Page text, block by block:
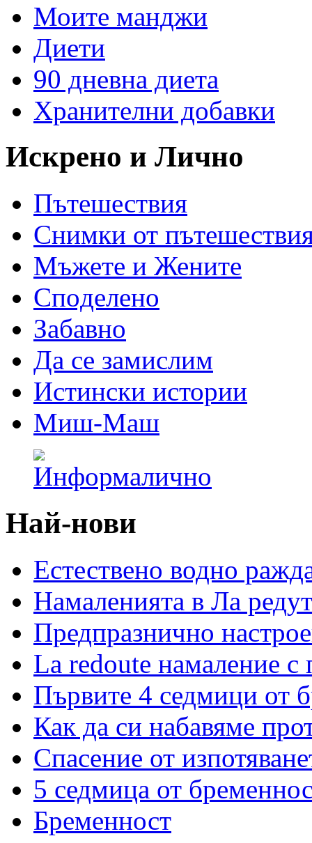
Моите манджи
Диети
90 дневна диета
Хранителни добавки
Искрено и Лично
Пътешествия
Снимки от
Мъжете и Жените
Спoделено
Забавно
Да се замислим
Истински истории
Миш-Маш
Най-нови
Естествено водно
Намаленията в Ла
Предпразнично
La redoute намаление с
Първите 4 седмици от
Как да си набавяме
Спасение от
5 седмица от
Бременност